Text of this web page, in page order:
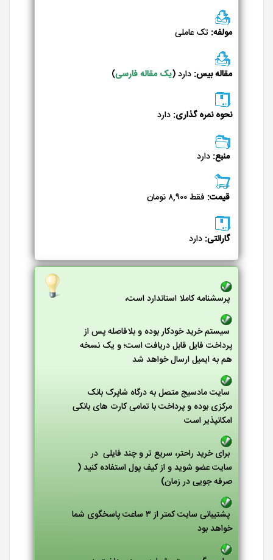
مولفه: تک عاملی
مقاله بیس: دارد (یک مقاله فارسی)
نحوه نمره گذاری: دارد
منبع: دارد
قیمت: فقط ۸,۹۰۰ تومان
گارانتی: دارد
پرسشنامه کاملا استاندارد است،
سیستم خرید خودکار بوده و بلافاصله پس از
پرداخت فایل قابل دریافت است؛ و یک نسخه
هم به ایمیل ارسال خواهد شد
سایت مادسیج متصل به درگاه شاپرک بانک
مرکزی بوده و پرداخت با تمامی کارت های بانکی
امکانپذیر است
برای خرید راحتر، سریع تر و چند فایلی در
سایت عضو شوید و از کیف پول استفاده کنید (
صرفه جویی در زمان)
پشتیبانی سایت کمتر از ۳ ساعت پاسخگوی شما
خواهد بود